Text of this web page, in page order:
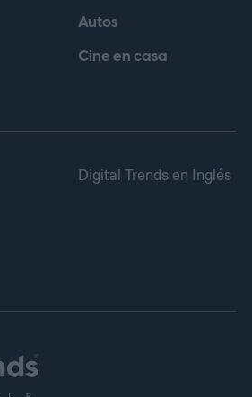
Autos
Cine en casa
Digital Trends en Inglés